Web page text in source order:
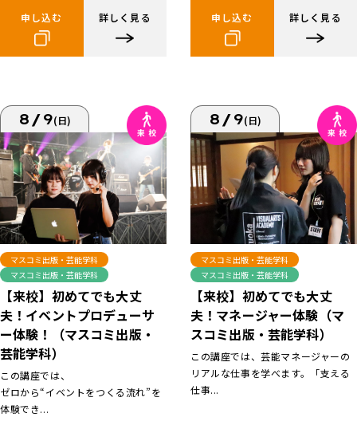
申し込む 詳しく見る 申し込む 詳しく見る
8/9(日)
マスコミ出版・芸能学科
マスコミ出版・芸能学科
【来校】初めてでも大丈
夫！イベントプロデューサ
ー体験！（マスコミ出版・
芸能学科）
この講座では、
ゼロから“イベントをつくる流れ”を
体験でき...
8/9(日)
マスコミ出版・芸能学科
マスコミ出版・芸能学科
【来校】初めてでも大丈
夫！マネージャー体験（マ
スコミ出版・芸能学科）
この講座では、芸能マネージャーの
リアルな仕事を学べます。「支える
仕事...